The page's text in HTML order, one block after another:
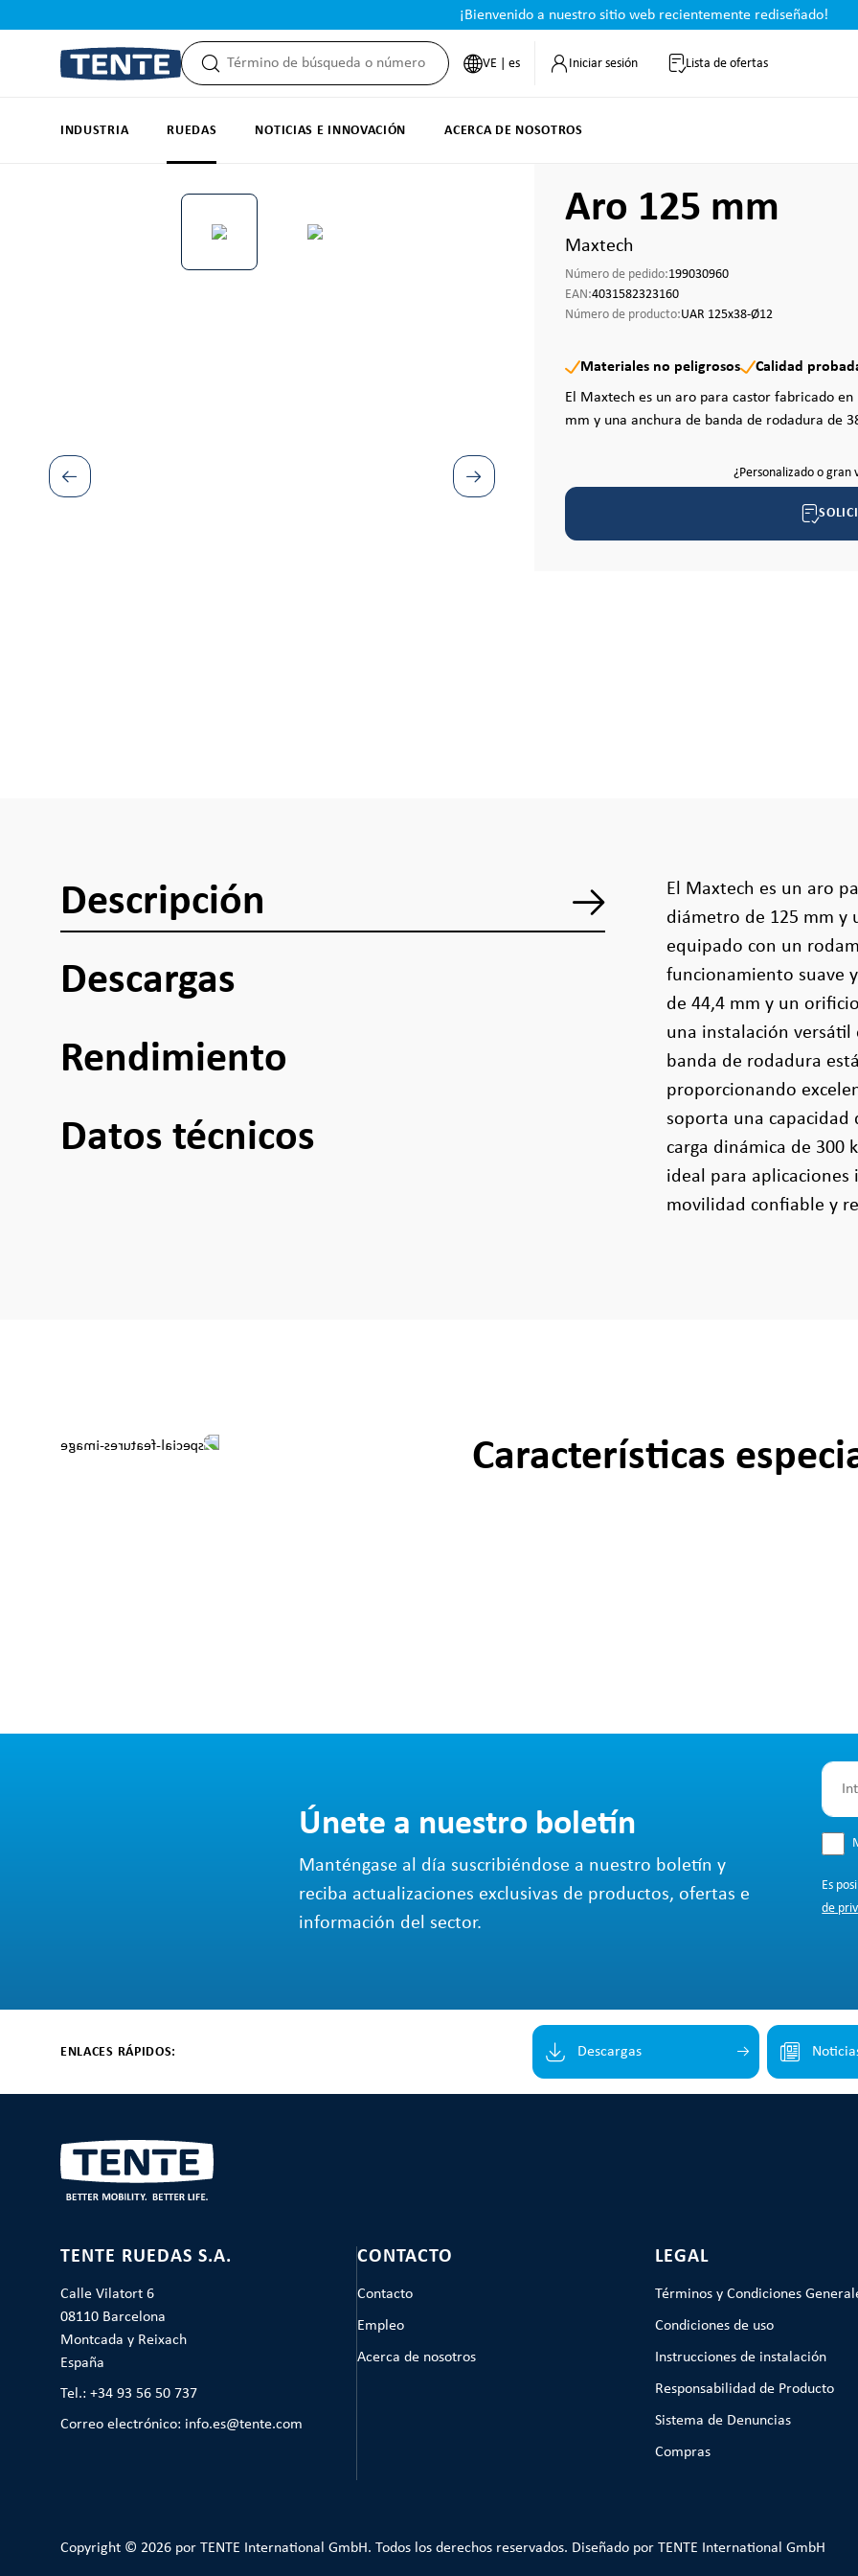
¡Bienvenido a nuestro sitio web recientemente rediseñado!
VE | es Iniciar sesión Lista de ofertas
INDUSTRIA RUEDAS NOTICIAS E INNOVACIÓN ACERCA DE NOSOTROS
Omitir galería de imágenes Aro 125 mm
Maxtech
Número de pedido:199030960
EAN:4031582323160
Número de producto:UAR 125x38-Ø12
Materiales no peligrosos
Calidad
El Maxtech es un aro para castor fabricado
mm y una anchura de banda de rodadura de
¿Personalizado o gran
Descripción
Descargas
Rendimiento
Datos técnicos
El Maxtech es un aro
diámetro de 125 mm y
equipado con un
funcionamiento suave
de 44,4 mm y un
una instalación versátil
banda de rodadura
proporcionando
soporta una capacidad
carga dinámica de 300
ideal para
movilidad confiable y
Características
Únete a nuestro boletín
Manténgase al día suscribiéndose a nuestro boletín y
reciba actualizaciones exclusivas de productos, ofertas e
información del sector.
Es
de
ENLACES RÁPIDOS: Descargas
TENTE RUEDAS S.A.
Calle Vilatort 6
08110 Barcelona
Montcada y Reixach
España
Tel.: +34 93 56 50 737
Correo electrónico: info.es@tente.com
CONTACTO
Contacto
Empleo
Acerca de nosotros
LEGAL
Términos y Condiciones
Condiciones de uso
Instrucciones de instalación
Responsabilidad de Producto
Sistema de Denuncias
Compras
Copyright © 2026 por TENTE International GmbH. Todos los derechos reservados. Diseñado por TENTE International GmbH